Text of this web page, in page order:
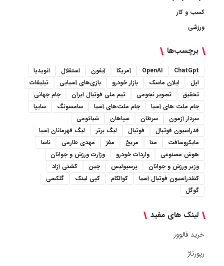
کسب و کار
ورزشی
برچسب‌ها
ChatGpt
OpenAI آمریکا آیفون استقلال
انویدیا
اپل
ایلان ماسک بازار خودرو بازی‌های آسیایی
تبلیغات
تحقیق
تصویر نجومی تیم ملی فوتبال ایران
جام جهانی
جام ملت های آسیا
جام ملت‌های آسیا سامسونگ
سایپا
سردار آزمون
سرطان سپاهان
شیائومی
فدراسیون فوتبال
فوتبال لیگ برتر
لیگ قهرمانان آسیا
مایکروسافت
متا مریخ مغز مهدی طارمی
ناسا
هوش مصنوعی
واردات خودرو
وزارت ورزش و جوانان
وزیر ورزش و جوانان
پرسپولیس چین
کشتی آزاد
کنفدراسیون فوتبال آسیا
کوالکام کپی لینک
گلکسی
گوگل
لینک های مفید
خرید فالوور
رپورتاژ